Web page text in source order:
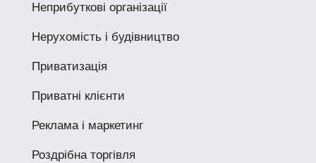
Неприбуткові організації
Нерухомість і будівництво
Приватизація
Приватні клієнти
Реклама і маркетинг
Роздрібна торгівля